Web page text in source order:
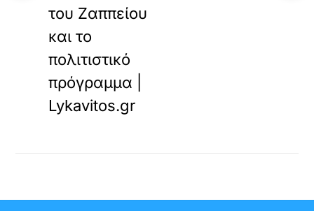
του Ζαππείου
και το
πολιτιστικό
πρόγραμμα |
Lykavitos.gr